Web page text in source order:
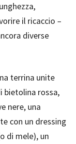
il ricaccio –
diverse
terrina unite
bietolina rossa,
nere, una
con un dressing
di mele), un